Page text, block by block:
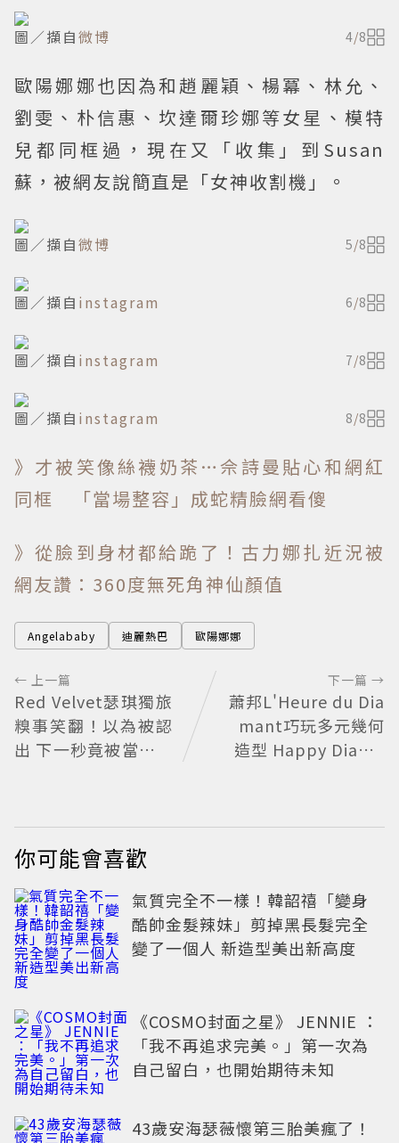
圖／擷自微博 4/8
歐陽娜娜也因為和趙麗穎、楊冪、林允、
劉雯、朴信惠、坎達爾珍娜等女星、模特
兒都同框過，現在又「收集」到Susan
蘇，被網友說簡直是「女神收割機」。
圖／擷自微博 5/8
圖／擷自 instagram 6/8
圖／擷自 instagram 7/8
圖／擷自 instagram 8/8
》才被笑像絲襪奶茶…佘詩曼貼心和網紅
同框 「當場整容」成蛇精臉網看傻
》從臉到身材都給跪了！古力娜扎近況被
網友讚：360度無死角神仙顏值
Angelababy 迪麗熱巴 歐陽娜娜
← 上一篇
Red Velvet瑟琪獨旅
糗事笑翻！以為被認
出 下一秒竟被當路人
下一篇 →
蕭邦L'Heure du Dia
mant巧玩多元幾何
造型 Happy Diamo
你可能會喜歡
氣質完全不一樣！韓韶禧「變身
酷帥金髮辣妹」剪掉黑長髮完全
變了一個人 新造型美出新高度
《COSMO封面之星》 JENNIE ：
「我不再追求完美。」第一次為
自己留白，也開始期待未知
43歲安海瑟薇懷第三胎美瘋了！